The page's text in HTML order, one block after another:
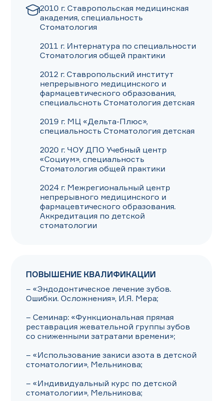
2010 г. Ставропольская медицинская
академия, специальность
Стоматология
2011 г. Интернатура по специальности
Стоматология общей практики
2012 г. Ставропольский институт
непрерывного медицинского и
фармацевтического образования,
специальсноть Стоматология детская
2019 г. МЦ «Дельта-Плюс»,
специальность Стоматология детская
2020 г. ЧОУ ДПО Учебный центр
«Социум», специальность
Стоматология общей практики
2024 г. Межрегиональный центр
непрерывного медицинского и
фармацевтического образования.
Аккредитация по детской
стоматологии
ПОВЫШЕНИЕ КВАЛИФИКАЦИИ
– «Эндодонтическое лечение зубов.
Ошибки. Осложнения», И.Я. Мера;
– Семинар: «Функциональная прямая
реставрация жевательной группы зубов
со сниженными затратами времени»;
– «Использование закиси азота в детской
стоматологии», Мельникова;
– «Индивидуальный курс по детской
стоматологии», Мельникова;